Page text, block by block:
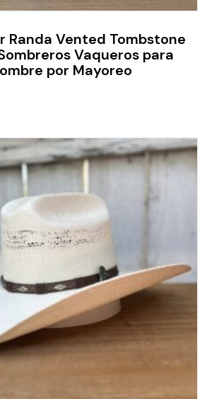
Randa Vented Tombstone
Vaqueros para
por Mayoreo